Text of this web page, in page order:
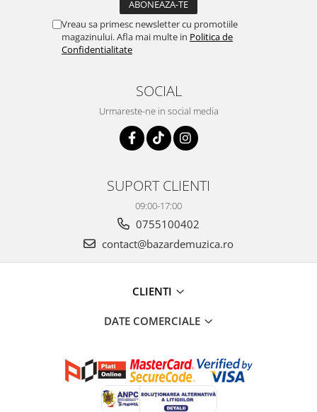
Vreau sa primesc newsletter cu promotiile
magazinului. Afla mai multe in Politica de
Confidentialitate
SOCIAL
Urmareste-ne in social media
SUPORT CLIENTI
09:00-17:00
0755100402
contact@bazardemuzica.ro
CLIENTI
DATE COMERCIALE